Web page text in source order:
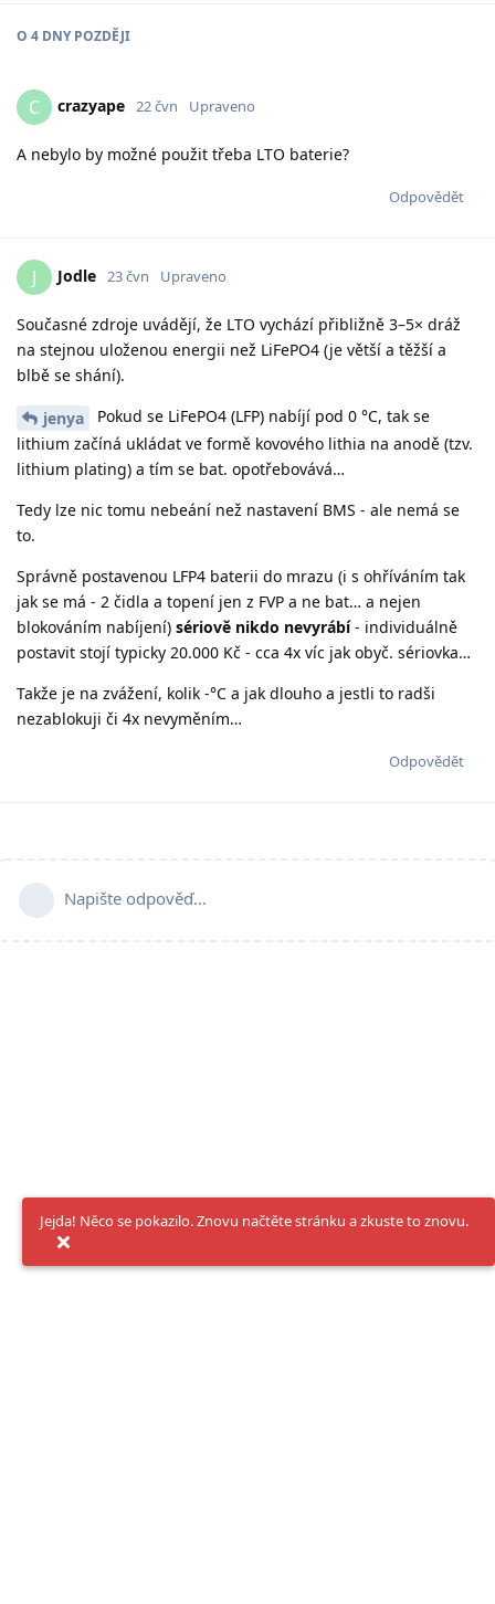
O 4 DNYPOZDĚJI
C crazyape 22 čvn Upraveno
A nebylo by možné použit třeba LTO baterie?
Odpovědět
J Jodle 23 čvn Upraveno
Současné zdroje uvádějí, že LTO vychází přibližně 3–5× dráž
na stejnou uloženou energii než LiFePO4 (je větší a těžší a
blbě se shání).
jenya
Pokud se LiFePO4 (LFP) nabíjí pod 0 °C, tak se
lithium začíná ukládat ve formě kovového lithia na anodě (tzv.
lithium plating) a tím se bat. opotřebovává…
Tedy lze nic tomu nebeání než nastavení BMS - ale nemá se
to.
Správně postavenou LFP4 baterii do mrazu (i s ohříváním tak
jak se má - 2 čidla a topení jen z FVP a ne bat… a nejen
blokováním nabíjení) sériově nikdo nevyrábí- individuálně
postavit stojí typicky 20.000 Kč - cca 4x víc jak obyč. sériovka…
Takže je na zvážení, kolik -°C a jak dlouho a jestli to radši
nezablokuji či 4x nevyměním…
Odpovědět
Napište odpověď…
Jejda! Něco se pokazilo. Znovu načtěte stránku a zkuste to znovu.